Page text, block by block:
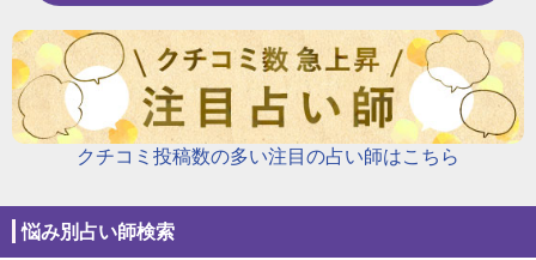
クチコミ投稿数の多い注目の占い師はこちら
悩み別占い師検索